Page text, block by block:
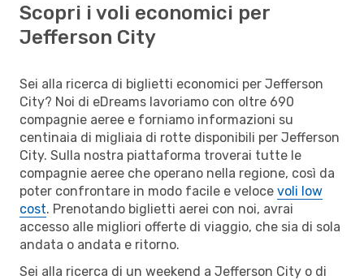
Scopri i voli economici per
Jefferson City
Sei alla ricerca di biglietti economici per Jefferson
City? Noi di eDreams lavoriamo con oltre 690
compagnie aeree e forniamo informazioni su
centinaia di migliaia di rotte disponibili per Jefferson
City. Sulla nostra piattaforma troverai tutte le
compagnie aeree che operano nella regione, così da
poter confrontare in modo facile e veloce voli low
cost. Prenotando biglietti aerei con noi, avrai
accesso alle migliori offerte di viaggio, che sia di sola
andata o andata e ritorno.
Sei alla ricerca di un weekend a Jefferson City o di